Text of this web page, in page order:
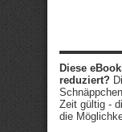
Diese
reduziert?
Zeit gültig -
die